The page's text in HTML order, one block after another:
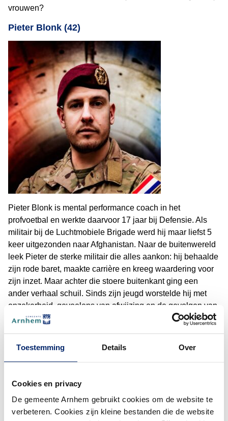
Toestemming Details Over
Cookies en privacy
De gemeente Arnhem gebruikt cookies om de website te
verbeteren. Cookies zijn kleine bestanden die de website
vrouwen?
Pieter Blonk (42)
Pieter Blonk is mental performance coach in het
profvoetbal en werkte daarvoor 17 jaar bij Defensie. Als
militair bij de Luchtmobiele Brigade werd hij maar liefst 5
keer uitgezonden naar Afghanistan. Naar de buitenwereld
leek Pieter de sterke militair die alles aankon: hij behaalde
zijn rode baret, maakte carrière en kreeg waardering voor
zijn inzet. Maar achter die stoere buitenkant ging een
ander verhaal schuil. Sinds zijn jeugd worstelde hij met
onzekerheid, gevoelens van afwijzing en de gevolgen van
jarenlang pesten. Na meerdere uitzendingen verloor hij
De ommekeer kwam toen Pieter hulp accepteerde en
maar juist in het delen van wat er van binnen speelt. Stap
voor stap leerde hij praten over zijn gevoelens,
kwetsbaarheid toe te laten en steun van anderen te